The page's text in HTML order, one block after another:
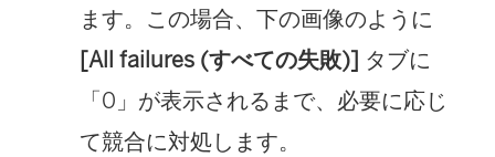
ます。この場合、下の画像のように
[All failures (すべての失敗)] タブに
「0」が表示されるまで、必要に応じ
て競合に対処します。